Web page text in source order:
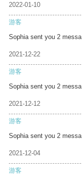
2022-01-10
游客
Sophia sent you 2 messa
2021-12-22
游客
Sophia sent you 2 messa
2021-12-12
游客
Sophia sent you 2 messa
2021-12-04
游客